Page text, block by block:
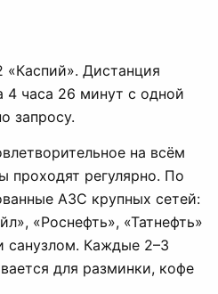
Дистанция
часа 26 минут с одной
запросу.
на всём
проходят регулярно. По
АЗС крупных сетей:
«Роснефть», «Татнефть»
санузлом. Каждые 2–3
для разминки, кофе